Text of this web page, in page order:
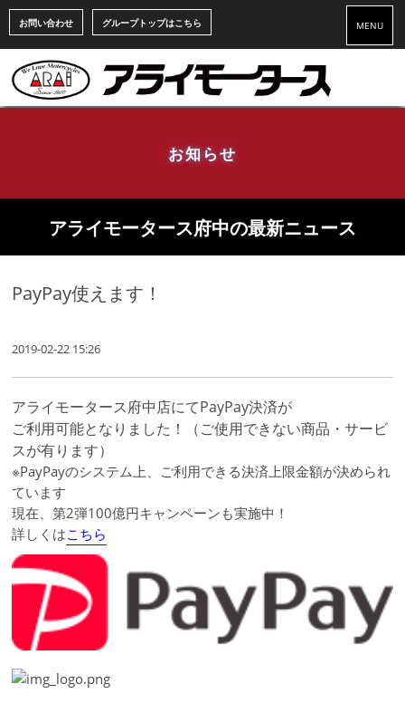
お問い合わせ グループトップはこちら MENU
お知らせ
アライモータース府中の最新ニュース
PayPay使えます！
2019-02-22 15:26
アライモータース府中店にてPayPay決済が
ご利用可能となりました！（ご使用できない商品・サービ
スが有ります）
※PayPayのシステム上、ご利用できる決済上限金額が決められ
ています
現在、第2弾100億円キャンペーンも実施中！
詳しくはこちら